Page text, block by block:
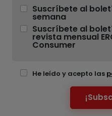
Suscríbete al
semana
Suscríbete al
revista mensual
Consumer
He leído y acepto las